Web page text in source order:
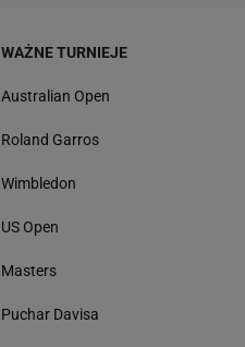
WAŻNE TURNIEJE
Australian Open
Roland Garros
Wimbledon
US Open
Masters
Puchar Davisa